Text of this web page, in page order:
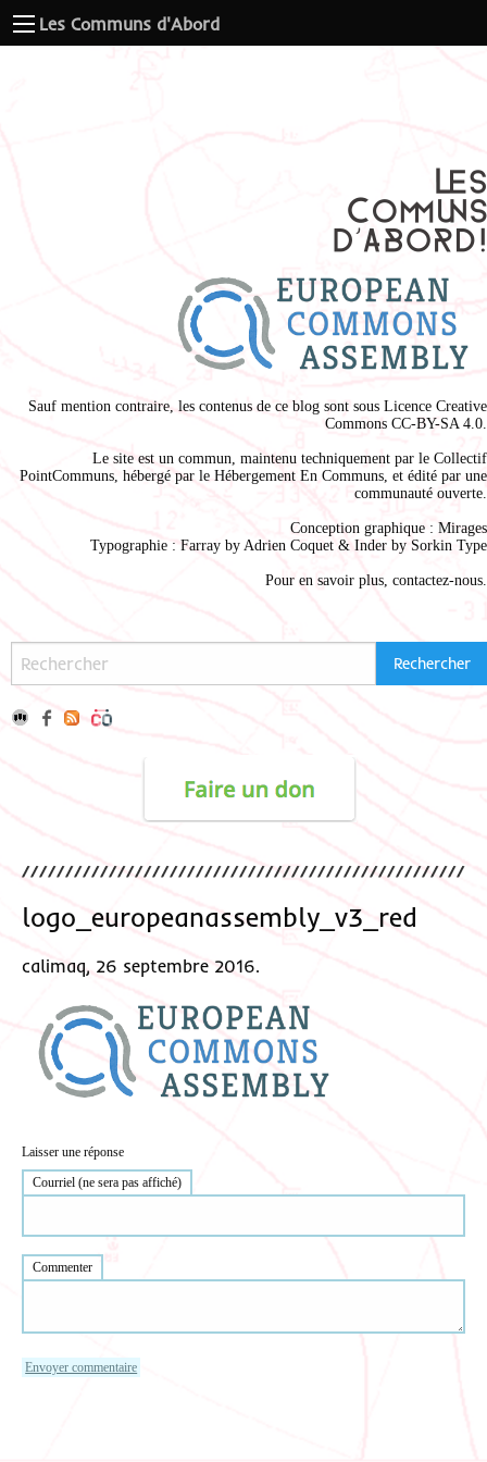
Les Communs d'Abord
Sauf mention contraire, les contenus de ce blog sont sous Licence Creative
Commons CC-BY-SA 4.0
Le site est un commun, maintenu techniquement par le Collectif
PointCommuns , hébergé par le Hébergement En Communs , et édité par une
communauté ouverte.
Conception graphique : Mirages
Typographie : Farray by Adrien Coquet & Inder by Sorkin Type
Pour en savoir plus, contactez-nous
logo_europeanassembly_v3_red
calimaq, 26 septembre 2016.
Laisser une réponse
Courriel (ne sera pas affiché)
Commenter